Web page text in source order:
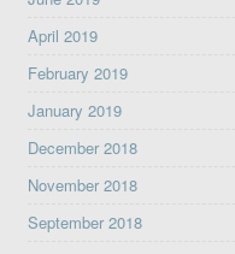
April 2019
February 2019
January 2019
December 2018
November 2018
September 2018